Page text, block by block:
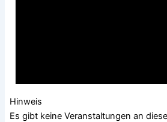
Hinweis
Es gibt keine Veranstaltungen an